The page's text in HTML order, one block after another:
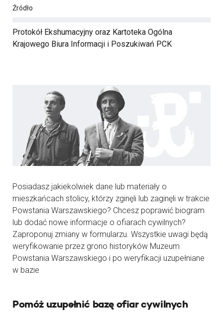
Źródło
Protokół Ekshumacyjny oraz Kartoteka Ogólna
Krajowego Biura Informacji i Poszukiwań PCK
Posiadasz jakiekolwiek dane lub materiały o
mieszkańcach stolicy, którzy zginęli lub zaginęli w trakcie
Powstania Warszawskiego? Chcesz poprawić biogram
lub dodać nowe informacje o ofiarach cywilnych?
Zaproponuj zmiany w formularzu. Wszystkie uwagi będą
weryfikowanie przez grono historyków Muzeum
Powstania Warszawskiego i po weryfikacji uzupełniane
w bazie
Pomóż uzupełnić bazę ofiar cywilnych